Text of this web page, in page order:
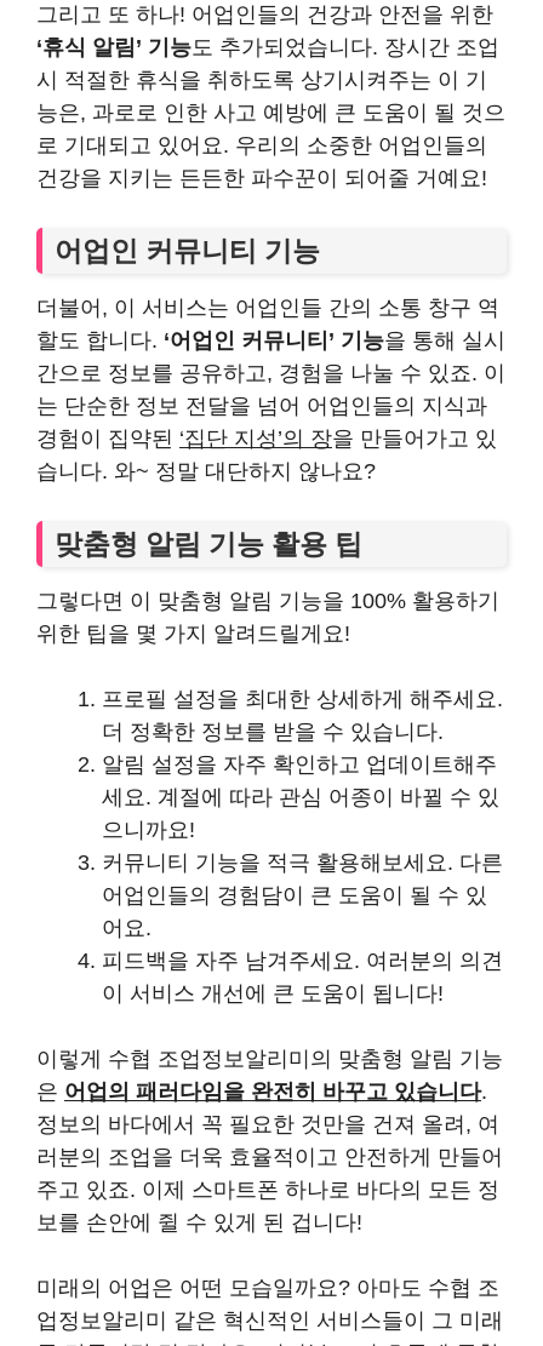
그리고 또 하나! 어업인들의 건강과 안전을 위한
‘휴식 알림’ 기능도 추가되었습니다. 장시간 조업
시 적절한 휴식을 취하도록 상기시켜주는 이 기
능은, 과로로 인한 사고 예방에 큰 도움이 될 것으
로 기대되고 있어요. 우리의 소중한 어업인들의
건강을 지키는 든든한 파수꾼이 되어줄 거예요!
어업인 커뮤니티 기능
더불어, 이 서비스는 어업인들 간의 소통 창구 역
할도 합니다. ‘어업인 커뮤니티’ 기능을 통해 실시
간으로 정보를 공유하고, 경험을 나눌 수 있죠. 이
는 단순한 정보 전달을 넘어 어업인들의 지식과
경험이 집약된 ‘집단 지성’의 장을 만들어가고 있
습니다. 와~ 정말 대단하지 않나요?
맞춤형 알림 기능 활용 팁
그렇다면 이 맞춤형 알림 기능을 100% 활용하기
위한 팁을 몇 가지 알려드릴게요!
프로필 설정을 최대한 상세하게 해주세요.
더 정확한 정보를 받을 수 있습니다.
알림 설정을 자주 확인하고 업데이트해주
세요. 계절에 따라 관심 어종이 바뀔 수 있
으니까요!
커뮤니티 기능을 적극 활용해보세요. 다른
어업인들의 경험담이 큰 도움이 될 수 있
어요.
피드백을 자주 남겨주세요. 여러분의 의견
이 서비스 개선에 큰 도움이 됩니다!
이렇게 수협 조업정보알리미의 맞춤형 알림 기능
은 어업의 패러다임을 완전히 바꾸고 있습니다.
정보의 바다에서 꼭 필요한 것만을 건져 올려, 여
러분의 조업을 더욱 효율적이고 안전하게 만들어
주고 있죠. 이제 스마트폰 하나로 바다의 모든 정
보를 손안에 쥘 수 있게 된 겁니다!
미래의 어업은 어떤 모습일까요? 아마도 수협 조
업정보알리미 같은 혁신적인 서비스들이 그 미래